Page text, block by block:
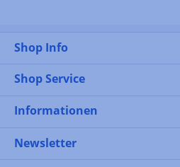
Shop Info
Shop Service
Informationen
Newsletter